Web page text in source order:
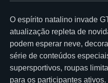
O espírito natalino invade
atualização repleta de
podem esperar neve,
série de conteúdos
supersportivos, roupas
para os participantes ativos.